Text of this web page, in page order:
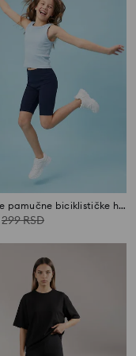
Rebraste pamučne biciklističke helanke
299RSD